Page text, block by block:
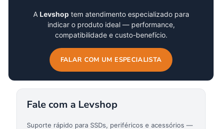
A Levshoptem atendimento especializado para
indicar o produto ideal — performance,
compatibilidade e custo-benefício.
FALAR COM UM ESPECIALISTA
Fale com a Levshop
Suporte rápido para SSDs, periféricos e acessórios —